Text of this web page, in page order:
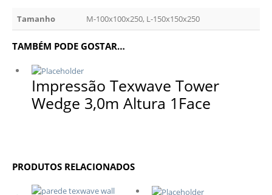
Tamanho M-100x100x250, L-150x150x250
TAMBÉM PODE GOSTAR…
Impressão Texwave Tower
Wedge 3,0m Altura 1Face
PRODUTOS RELACIONADOS